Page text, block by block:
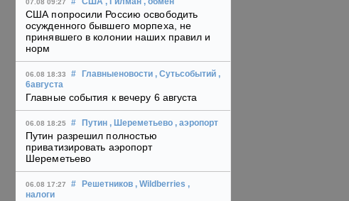
07.08 09:27
США попросили Россию освободить
осужденного бывшего морпеха, не
принявшего в колонии наших правил и
норм
06.08 18:33 # Главныеновости , Сутьсобытий ,
6августа
Главные события к вечеру 6 августа
06.08 18:25 # Путин , Шереметьево , аэропорт
Путин разрешил полностью
приватизировать аэропорт
Шереметьево
06.08 17:27 # Решетников , Wildberries ,
налоги